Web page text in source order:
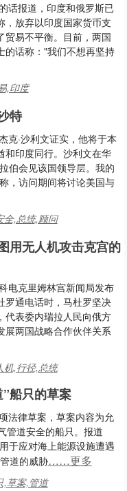
话报道，印度和俄罗斯已
，放弃以印度国家货币支
贸易不平衡。目前，两国
的话称："我们不想再坚持
,印度
特
克·沙利文证实，他将于本
和印度同行。沙利文在华
伯会见该国领导层。我的
，访问期间将讨论美国与
全,总统,顾问
用无人机攻击克宫的
电克里姆林宫新闻局发布
罗通电话时，马杜罗坚决
代表委内瑞拉人民向俄方
展两国战略合作伙伴关系
机,行径,总统
船只的草案
法律草案，草案内容为允
管道安全的船只。报道
于应对海上能源设施遭遇
道的威胁……更多
,草案,管道